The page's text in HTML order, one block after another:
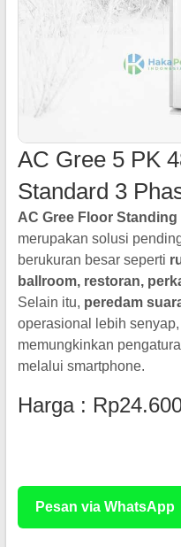
AC Gree 5 PK
Standard 3
AC Gree Floor Standing
merupakan solusi
berukuran besar seperti
ballroom, restoran,
Selain itu, peredam
operasional lebih
memungkinkan
melalui smartphone.
Harga :
Pesan via WhatsApp